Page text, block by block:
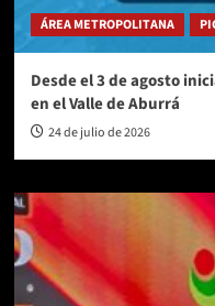
ÁREA METROPOLITANA
Desde el 3 de agosto
en el Valle de Aburrá
24 de julio de 2026